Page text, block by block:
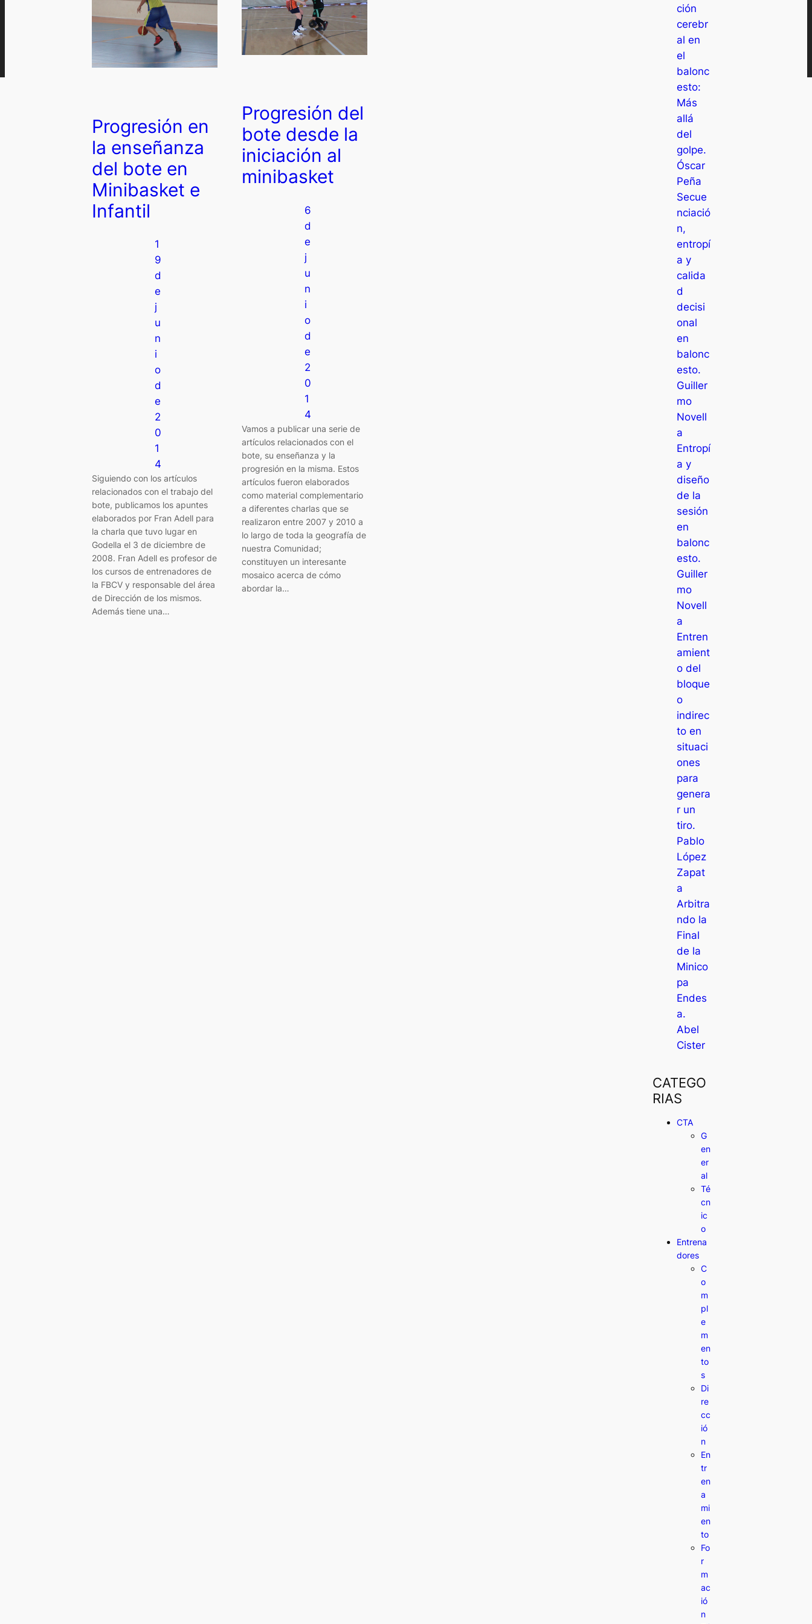
Progresión en
la enseñanza
del bote en
Minibasket e
Infantil
1
9
d
e
j
u
n
i
o
d
e
2
0
1
4
Siguiendo con los artículos
relacionados con el trabajo del
bote, publicamos los apuntes
elaborados por Fran Adell para
la charla que tuvo lugar en
Godella el 3 de diciembre de
2008. Fran Adell es profesor de
los cursos de entrenadores de
la FBCV y responsable del área
de Dirección de los mismos.
Además tiene una…
Progresión del
bote desde la
iniciación al
minibasket
6
d
e
j
u
n
i
o
d
e
2
0
1
4
Vamos a publicar una serie de
artículos relacionados con el
bote, su enseñanza y la
progresión en la misma. Estos
artículos fueron elaborados
como material complementario
a diferentes charlas que se
realizaron entre 2007 y 2010 a
lo largo de toda la geografía de
nuestra Comunidad;
constituyen un interesante
mosaico acerca de cómo
abordar la…
ción
cerebr
al en
el
balonc
esto:
Más
allá
del
golpe.
Óscar
Peña
Secue
nciació
n,
entropí
a y
calida
d
decisi
onal
en
balonc
esto.
Guiller
mo
Novell
a
Entropí
a y
diseño
de la
sesión
en
balonc
esto.
Guiller
mo
Novell
a
Entren
amient
o del
bloque
o
indirec
to en
situaci
ones
para
genera
r un
tiro.
Pablo
López
Zapat
a
Arbitra
ndo la
Final
de la
Minico
pa
Endes
a.
Abel
Cister
CATEGO
RIAS
CTA
G
en
er
al
Té
cn
ic
o
Entrena
dores
C
o
m
pl
e
m
en
to
s
Di
re
cc
ió
n
En
tr
en
a
mi
en
to
Fo
r
m
ac
ió
n